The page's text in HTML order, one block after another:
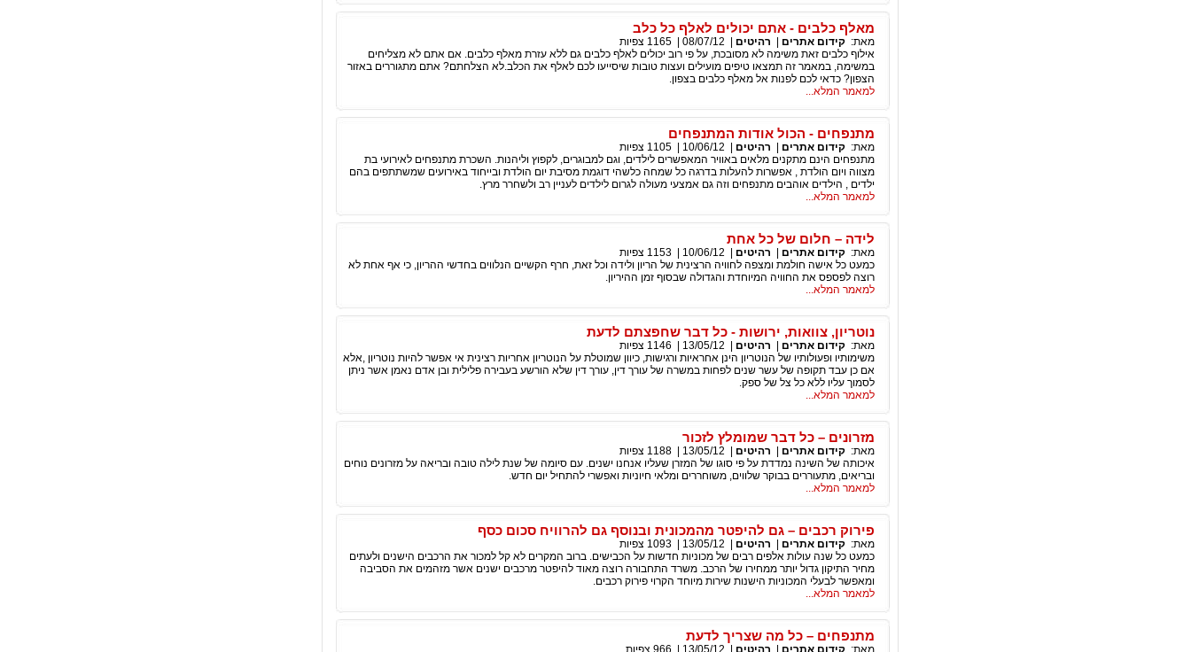
מאלף כלבים - אתם יכולים לאלף כל כלב
מאת: קידום אתרים רהיטים 08/07/12
1165 צפיות
אילוף כלבים זאת משימה לא מסובכת, על פי רוב יכולים לאלף כלבים גם ללא עזרת מאלף כלבים. אם אתם לא מצליחים
במשימה, במאמר זה תמצאו טיפים מועילים ועצות טובות שיסייעו לכם לאלף את הכלב.לא הצלחתם? אתם מתגוררים באזור
הצפון? כדאי לכם לפנות אל מאלף כלבים בצפון.
למאמר המלא...
מתנפחים - הכול אודות המתנפחים
מאת: קידום אתרים רהיטים 10/06/12
1105 צפיות
מתנפחים הינם מתקנים מלאים באוויר המאפשרים לילדים, וגם למבוגרים, לקפוץ וליהנות. השכרת מתנפחים לאירועי בת
מצווה ויום הולדת , אפשרות להעלות בדרגה כל שמחה כלשהי דוגמת מסיבת יום הולדת ובייחוד באירועים שמשתתפים בהם
ילדים , הילדים אוהבים מתנפחים וזה גם אמצעי מעולה לגרום לילדים לעניין רב ולשחרר מרץ.
למאמר המלא...
לידה – חלום של כל אחת
מאת: קידום אתרים רהיטים 10/06/12
1153 צפיות
כמעט כל אישה חולמת ומצפה לחוויה הרצינית של הריון ולידה וכל זאת, חרף הקשיים הנלווים בחדשי ההריון, כי אף אחת לא
רוצה לפספס את החוויה המיוחדת והגדולה שבסוף זמן ההיריון.
למאמר המלא...
נוטריון, צוואות, ירושות - כל דבר שחפצתם לדעת
מאת: קידום אתרים רהיטים 13/05/12
1146 צפיות
משימותיו ופעולותיו של הנוטריון הינן אחראיות ורגישות, כיוון שמוטלת על הנוטריון אחריות רצינית אי אפשר להיות נוטריון ,אלא
אם כן עבד תקופה של עשר שנים לפחות במשרה של עורך דין, עורך דין שלא הורשע בעבירה פלילית ובן אדם נאמן אשר ניתן
לסמוך עליו ללא כל צל של ספק.
למאמר המלא...
מזרונים – כל דבר שמומלץ לזכור
מאת: קידום אתרים רהיטים 13/05/12
1188 צפיות
איכותה של השינה נמדדת על פי סוגו של המזרן שעליו אנחנו ישנים. עם סיומה של שנת לילה טובה ובריאה על מזרונים נוחים
ובריאים, מתעוררים בבוקר שלווים, משוחררים ומלאי חיוניות ואפשרי להתחיל יום חדש.
למאמר המלא...
פירוק רכבים – גם להיפטר מהמכונית ובנוסף גם להרוויח סכום כסף
מאת: קידום אתרים רהיטים 13/05/12
1093 צפיות
כמעט כל שנה עולות אלפים רבים של מכוניות חדשות על הכבישים. ברוב המקרים לא קל למכור את הרכבים הישנים ולעתים
מחיר התיקון גדול יותר ממחירו של הרכב. משרד התחבורה רוצה מאוד להיפטר מרכבים ישנים אשר מזהמים את הסביבה
ומאפשר לבעלי המכוניות הישנות שירות מיוחד הקרוי פירוק רכבים.
למאמר המלא...
מתנפחים – כל מה שצריך לדעת
מאת: קידום אתרים רהיטים 13/05/12
966 צפיות